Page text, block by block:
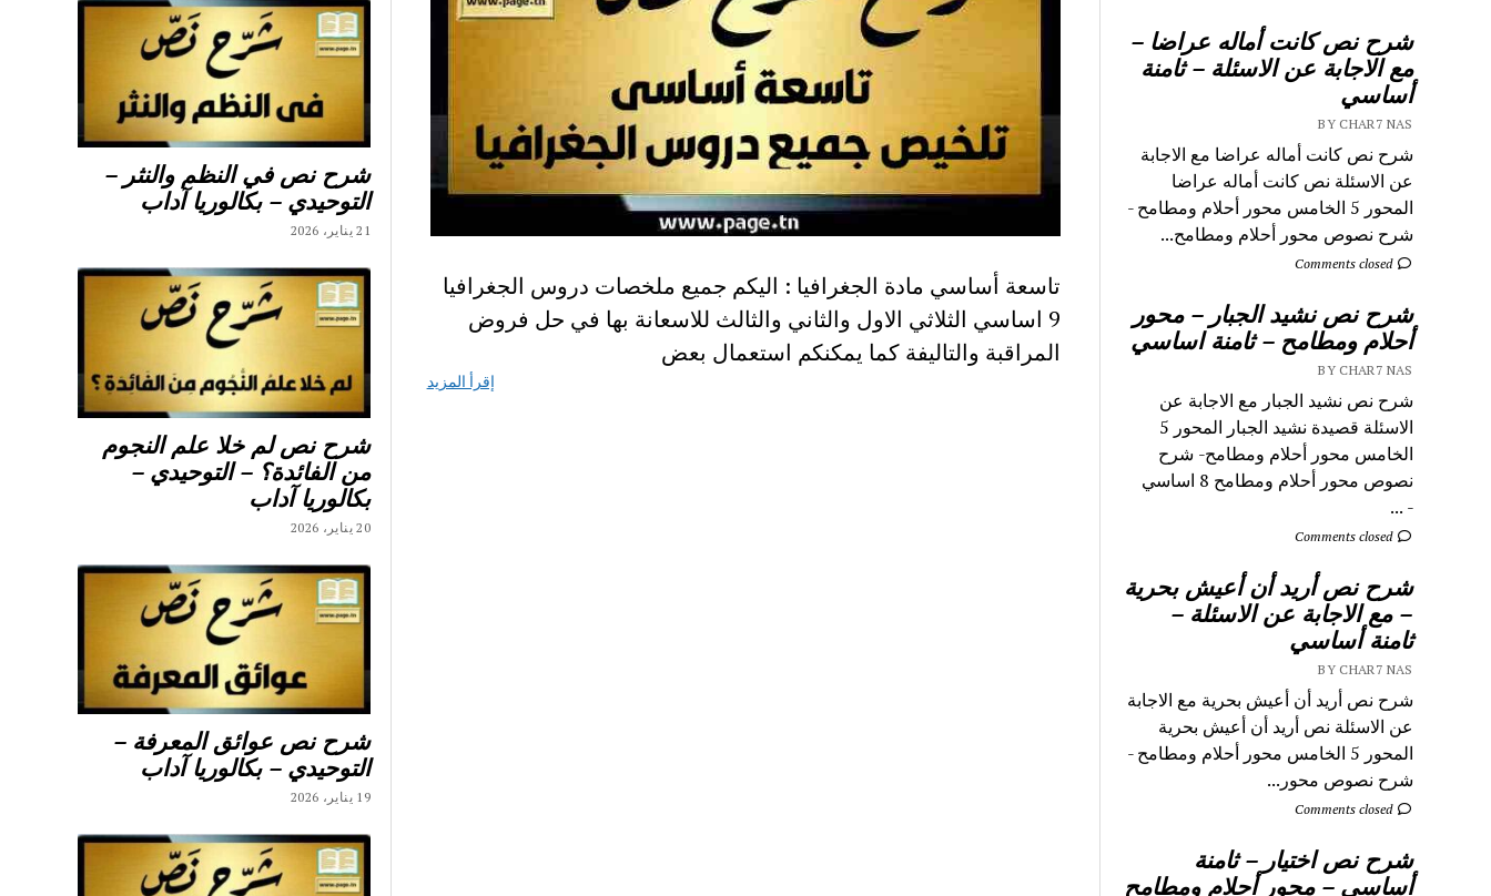
شرح نص كانت أماله عراضا –
مع الاجابة عن الاسئلة – ثامنة
أساسي
BY CHAR7 NAS
شرح نص كانت أماله عراضا مع الاجابة
عن الاسئلة نص كانت أماله عراضا
المحور 5 الخامس محور أحلام ومطامح -
شرح نصوص محور أحلام ومطامح...
Comments closed
شرح نص نشيد الجبار – محور
أحلام ومطامح – ثامنة اساسي
BY CHAR7 NAS
شرح نص نشيد الجبار مع الاجابة عن
الاسئلة قصيدة نشيد الجبار المحور 5
الخامس محور أحلام ومطامح- شرح
نصوص محور أحلام ومطامح 8 اساسي
- ...
Comments closed
شرح نص أريد أن أعيش بحرية
– مع الاجابة عن الاسئلة –
ثامنة أساسي
BY CHAR7 NAS
شرح نص أريد أن أعيش بحرية مع الاجابة
عن الاسئلة نص أريد أن أعيش بحرية
المحور 5 الخامس محور أحلام ومطامح -
شرح نصوص محور...
Comments closed
شرح نص اختيار – ثامنة
أساسي – محور أحلام ومطامح
تاسعة أساسي مادة الجغرافيا : اليكم جميع ملخصات دروس الجغرافيا
9 اساسي الثلاثي الاول والثاني والثالث للاسعانة بها في حل فروض
المراقبة والتاليفة كما يمكنكم استعمال بعض
إقرأ المزيد
شرح نص في النظم والنثر –
التوحيدي – بكالوريا آداب
21 يناير، 2026
شرح نص لم خلا علم النجوم
من الفائدة؟ – التوحيدي –
بكالوريا آداب
20 يناير، 2026
شرح نص عوائق المعرفة –
التوحيدي – بكالوريا آداب
19 يناير، 2026